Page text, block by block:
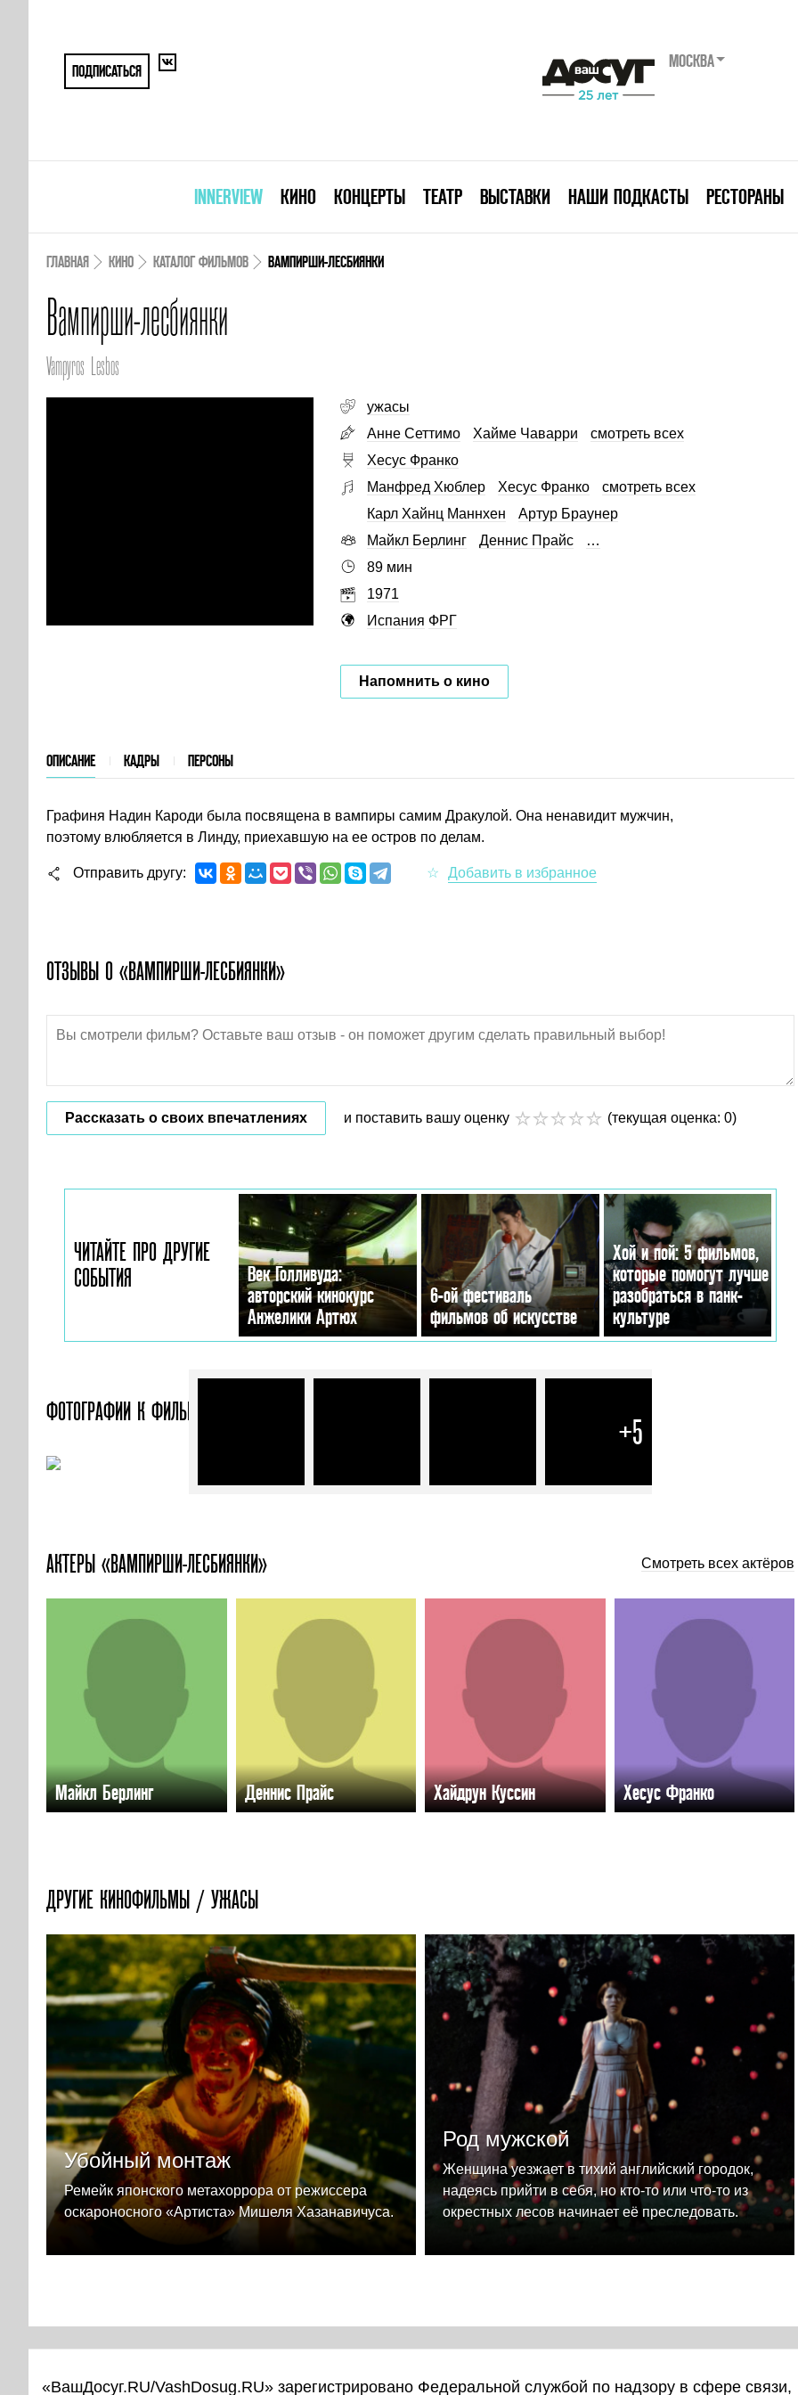
ПОДПИСАТЬСЯ
МОСКВА
INNERVIEW КИНО КОНЦЕРТЫ ТЕАТР ВЫСТАВКИ НАШИ ПОДКАСТЫ РЕСТОРАНЫ
ГЛАВНАЯ КИНО КАТАЛОГ ФИЛЬМОВ ВАМПИРШИ-ЛЕСБИЯНКИ
Вампирши-лесбиянки
Vampyros Lesbos
ужасы
Анне Сеттимо
Хайме Чаварри
смотреть всех
Хесус Франко
Манфред Хюблер
Хесус Франко
смотреть всех
Карл Хайнц Маннхен
Артур Браунер
Майкл Берлинг
Деннис Прайс
…
89 мин
1971
Испания ФРГ
Напомнить о кино
ОПИСАНИЕ КАДРЫ ПЕРСОНЫ
Графиня Надин Кароди была посвящена в вампиры самим Дракулой. Она ненавидит мужчин,
поэтому влюбляется в Линду, приехавшую на ее остров по делам.
Отправить другу
ОТЗЫВЫ О «ВАМПИРШИ-ЛЕСБИЯНКИ»
Рассказать о своих впечатлениях и поставить вашу оценку (текущая оценка: 0)
ЧИТАЙТЕ ПРО ДРУГИЕ
СОБЫТИЯ
Век Голливуда:
авторский кинокурс
Анжелики Артюх
6-ой фестиваль
фильмов об искусстве
Хой и пой: 5 фильмов,
которые помогут лучше
разобраться в панк-
культуре
ФОТОГРАФИИ К ФИЛЬМУ «ВАМПИРШИ-ЛЕСБИЯНКИ»
+5
АКТЕРЫ «ВАМПИРШИ-ЛЕСБИЯНКИ» Смотреть всех актёров
Майкл Берлинг Деннис Прайс Хайдрун Куссин Хесус Франко
ДРУГИЕ КИНОФИЛЬМЫ / УЖАСЫ
Убойный монтаж
Ремейк японского метахоррора от режиссера
оскароносного «Артиста» Мишеля Хазанавичуса.
Род мужской
Женщина уезжает в тихий английский городок,
надеясь прийти в себя, но кто-то или что-то из
окрестных лесов начинает её преследовать.
«ВашДосуг.RU/VashDosug.RU» зарегистрировано Федеральной службой по надзору в сфере связи,